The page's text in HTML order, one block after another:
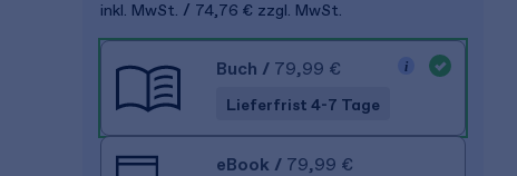
inkl. MwSt. 74,76 € zzgl. MwSt.
Buch / 79,99 €
Lieferfrist 4-7 Tage
eBook / 79,99 €